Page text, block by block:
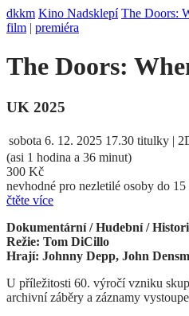
dkkm Kino Nadsklepí The Doors:
film | premiéra
The Doors:
UK 2025
sobota 6. 12. 2025 17.30 titulky |
(asi 1 hodina a 36 minut)
300 Kč
nevhodné pro nezletilé osoby do 15
čtěte více
Dokumentární / Hudební /
Režie: Tom DiCillo
Hrají: Johnny Depp, John
U příležitosti 60. výročí vzniku
archivní záběry a záznamy